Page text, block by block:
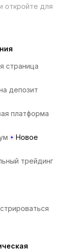
откройте для
страница
депозит
платформа
Новое
трейдинг